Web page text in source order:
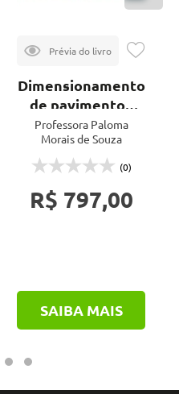
Dimensionamento
de pavimentos
asfálticos
Professora Paloma
Morais de Souza
(0)
R$ 797,00
SAIBA MAIS